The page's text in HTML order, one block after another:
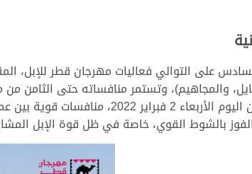
وتستمر منافساته حتى الثامن من مارس 2022، وسط مشاركة نوعية من قبل الملاك القطريين
وشهد المهرجان اليوم
بالشوط القوي، خاصة في ظل قوة الإبل